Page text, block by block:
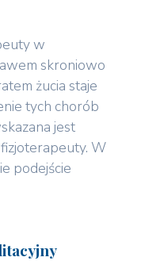
w
skroniowo
żucia staje
tych chorób
jest
W
podejście